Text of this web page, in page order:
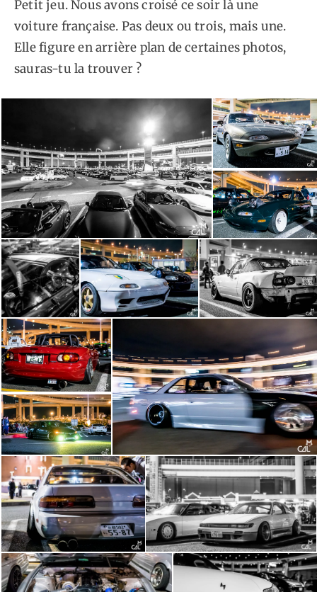
Petit jeu. Nous avons croisé ce soir là une
voiture française. Pas deux ou trois, mais une.
Elle figure en arrière plan de certaines photos,
sauras-tu la trouver ?